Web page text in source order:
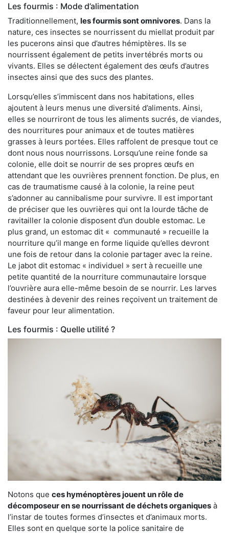
Les fourmis : Mode d’alimentation
Traditionnellement, les fourmis sont omnivores. Dans la
nature, ces insectes se nourrissent du miellat produit par
les pucerons ainsi que d’autres hémiptères. Ils se
nourrissent également de petits invertébrés morts ou
vivants. Elles se délectent également des œufs d’autres
insectes ainsi que des sucs des plantes.
Lorsqu’elles s’immiscent dans nos habitations, elles
ajoutent à leurs menus une diversité d’aliments. Ainsi,
elles se nourriront de tous les aliments sucrés, de viandes,
des nourritures pour animaux et de toutes matières
grasses à leurs portées. Elles raffolent de presque tout ce
dont nous nous nourrissons. Lorsqu’une reine fonde sa
colonie, elle doit se nourrir de ses propres œufs en
attendant que les ouvrières prennent fonction. De plus, en
cas de traumatisme causé à la colonie, la reine peut
s’adonner au cannibalisme pour survivre. Il est important
de préciser que les ouvrières qui ont la lourde tâche de
ravitailler la colonie disposent d’un double estomac. Le
plus grand, un estomac dit « communauté » recueille la
nourriture qu’il mange en forme liquide qu’elles devront
une fois de retour dans la colonie partager avec la reine.
Le jabot dit estomac « individuel » sert à recueille une
petite quantité de la nourriture communautaire lorsque
l’ouvrière aura elle-même besoin de se nourrir. Les larves
destinées à devenir des reines reçoivent un traitement de
faveur pour leur alimentation.
Les fourmis : Quelle utilité ?
Notons que ces hyménoptères jouent un rôle de
décomposeur en se nourrissant de déchets organiques à
l’instar de toutes formes d’insectes et d’animaux morts.
Elles sont en quelque sorte la police sanitaire de